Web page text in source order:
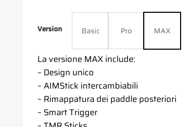
Version Basic Pro MAX
La versione MAX include:
– Design unico
– AIMStick intercambiabili
– Rimappatura dei paddle posteriori
– Smart Trigger